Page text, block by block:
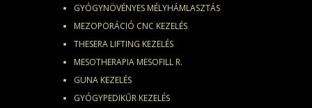
GYÓGYNÖVÉNYES MÉLYHÁMLASZTÁS
MEZOPORÁCIÓ CNC KEZELÉS
THESERA LIFTING KEZELÉS
MESOTHERAPIA MESOFILL R.
GUNA KEZELÉS
GYÓGYPEDIKŰR KEZELÉS